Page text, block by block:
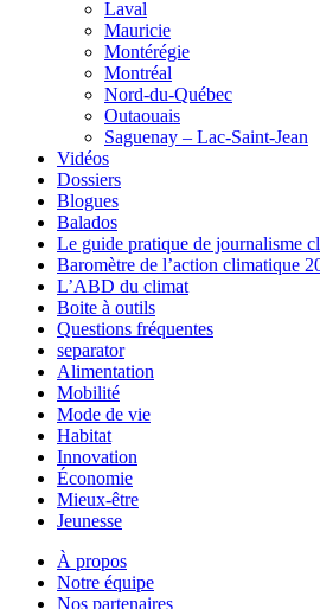
Laval
Mauricie
Montérégie
Montréal
Nord-du-Québec
Outaouais
Saguenay – Lac-Saint-Jean
Vidéos
Dossiers
Blogues
Balados
Le guide pratique de journalisme
Baromètre de l’action climatique
L’ABD du climat
Boite à outils
Questions fréquentes
separator
Alimentation
Mobilité
Mode de vie
Habitat
Innovation
Économie
Mieux-être
Jeunesse
À propos
Notre équipe
Nos partenaires